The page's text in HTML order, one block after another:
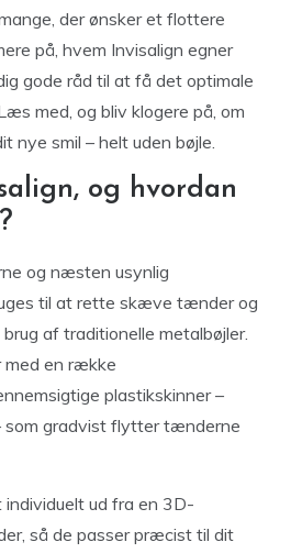
der ønsker et flottere
på, hvem Invisalign egner
gode råd til at få det optimale
med, og bliv klogere på, om
nye smil – helt uden bøjle.
og hvordan
og næsten usynlig
til at rette skæve tænder og
af traditionelle metalbøjler.
med en række
plastikskinner –
som gradvist flytter tænderne
individuelt ud fra en 3D-
så de passer præcist til dit